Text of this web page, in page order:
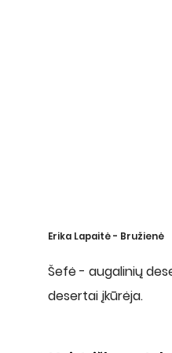
Erika Lapaitė - Bružienė
Šefė - augalinių
desertai įkūrėja.